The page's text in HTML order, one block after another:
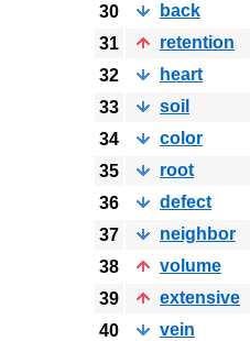
30
back
31
retention
32
heart
33
soil
34
color
35
root
36
defect
37
neighbor
38
volume
39
extensive
40
vein